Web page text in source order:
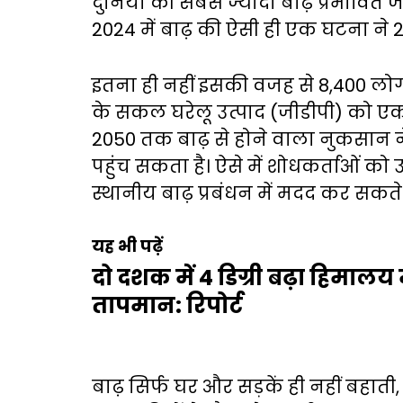
2024 में बाढ़ की ऐसी ही एक घटना ने
इतना ही नहीं इसकी वजह से 8,400
के सकल घरेलू उत्पाद (जीडीपी) को
2050 तक बाढ़ से होने वाला नुकसान
पहुंच सकता है। ऐसे में शोधकर्ताओं को
स्थानीय बाढ़ प्रबंधन में मदद कर सकते
यह भी पढ़ें
दो दशक में 4 डिग्री बढ़ा
तापमान: रिपोर्ट
बाढ़ सिर्फ घर और सड़कें ही नहीं